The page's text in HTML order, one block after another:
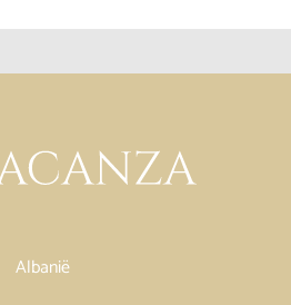
Albanië